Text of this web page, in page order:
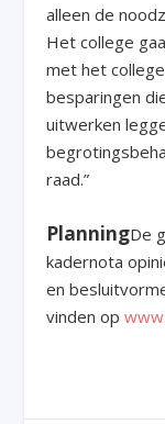
alleen de
Het college
met het
besparingen
uitwerken
raad.”
PlanningDe
kadernota
en
vinden op